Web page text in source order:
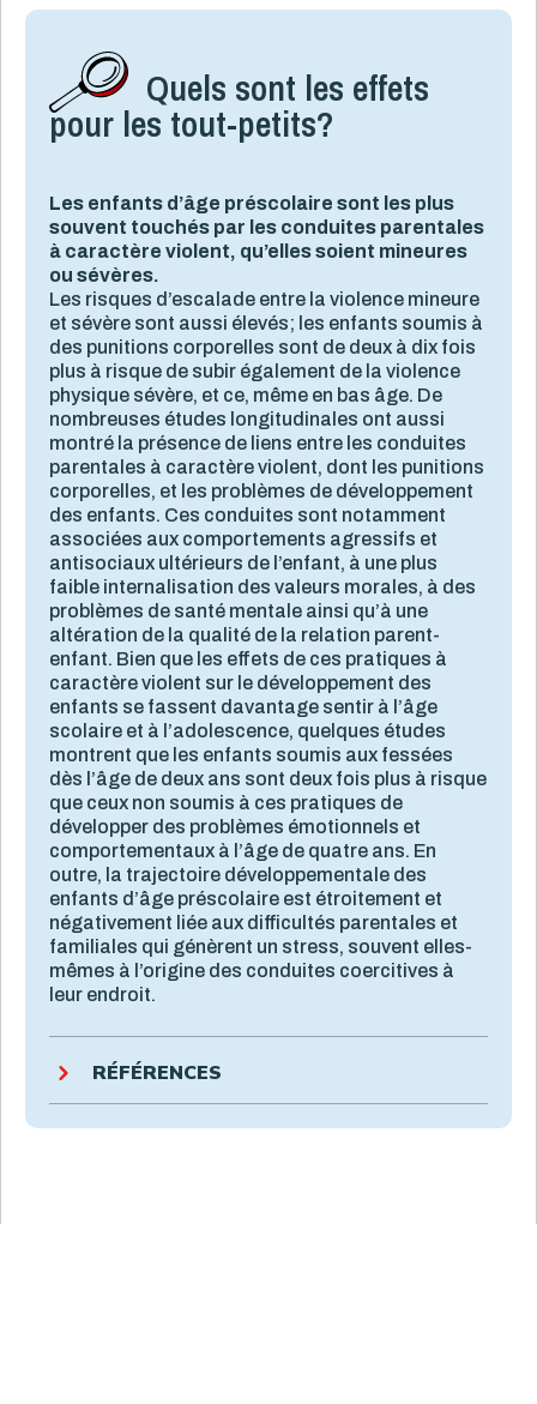
Quels sont les effets
pour les tout-petits?
Les enfants d’âge préscolaire sont les plus
souvent touchés par les conduites parentales
à caractère violent, qu’elles soient mineures
ou sévères.
Les risques d’escalade entre la violence mineure
et sévère sont aussi élevés; les enfants soumis à
des punitions corporelles sont de deux à dix fois
plus à risque de subir également de la violence
physique sévère, et ce, même en bas âge. De
nombreuses études longitudinales ont aussi
montré la présence de liens entre les conduites
parentales à caractère violent, dont les punitions
corporelles, et les problèmes de développement
des enfants. Ces conduites sont notamment
associées aux comportements agressifs et
antisociaux ultérieurs de l’enfant, à une plus
faible internalisation des valeurs morales, à des
problèmes de santé mentale ainsi qu’à une
altération de la qualité de la relation parent-
enfant. Bien que les effets de ces pratiques à
caractère violent sur le développement des
enfants se fassent davantage sentir à l’âge
scolaire et à l’adolescence, quelques études
montrent que les enfants soumis aux fessées
dès l’âge de deux ans sont deux fois plus à risque
que ceux non soumis à ces pratiques de
développer des problèmes émotionnels et
comportementaux à l’âge de quatre ans. En
outre, la trajectoire développementale des
enfants d’âge préscolaire est étroitement et
négativement liée aux difficultés parentales et
familiales qui génèrent un stress, souvent elles-
mêmes à l’origine des conduites coercitives à
leur endroit.
RÉFÉRENCES